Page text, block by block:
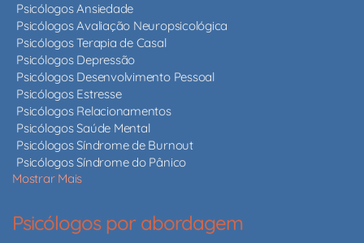
Psicólogos Ansiedade
Psicólogos Avaliação Neuropsicológica
Psicólogos Terapia de Casal
Psicólogos Depressão
Psicólogos Desenvolvimento Pessoal
Psicólogos Estresse
Psicólogos Relacionamentos
Psicólogos Saúde Mental
Psicólogos Síndrome de Burnout
Psicólogos Síndrome do Pânico
Mostrar Mais
Psicólogos por abordagem